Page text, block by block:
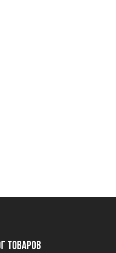
товаров